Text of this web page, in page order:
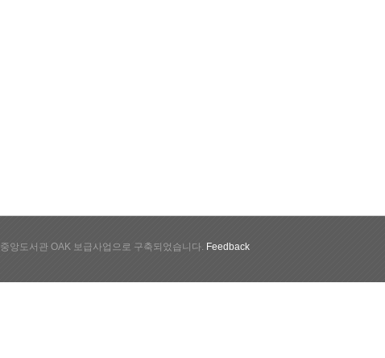
앙도서관 OAK 보급사업으로 구축되었습니다. Feedback